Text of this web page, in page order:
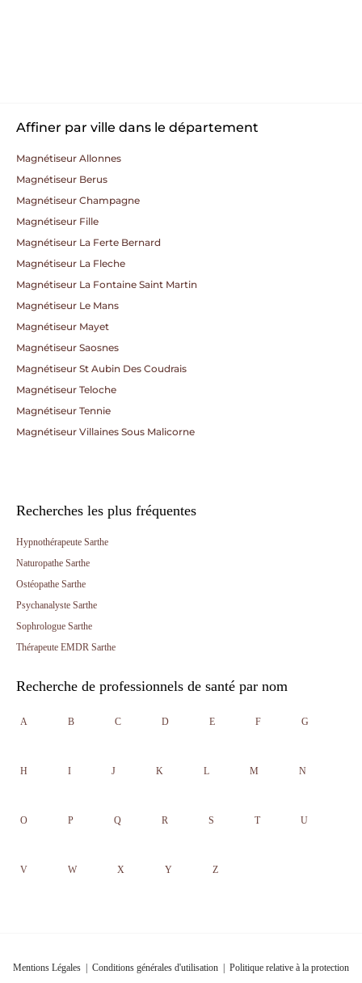
Affiner par ville dans le département
Magnétiseur Allonnes
Magnétiseur Berus
Magnétiseur Champagne
Magnétiseur Fille
Magnétiseur La Ferte Bernard
Magnétiseur La Fleche
Magnétiseur La Fontaine Saint Martin
Magnétiseur Le Mans
Magnétiseur Mayet
Magnétiseur Saosnes
Magnétiseur St Aubin Des Coudrais
Magnétiseur Teloche
Magnétiseur Tennie
Magnétiseur Villaines Sous Malicorne
Recherches les plus fréquentes
Hypnothérapeute Sarthe
Naturopathe Sarthe
Ostéopathe Sarthe
Psychanalyste Sarthe
Sophrologue Sarthe
Thérapeute EMDR Sarthe
Recherche de professionnels de santé par nom
A B C D E F G
H I J K L M N
O P Q R S T U
V W X Y Z
Mentions Légales Conditions générales d'utilisation
Politique relative à la protection